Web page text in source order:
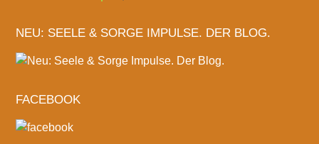
NEU: SEELE & SORGE IMPULSE. DER BLOG.
FACEBOOK